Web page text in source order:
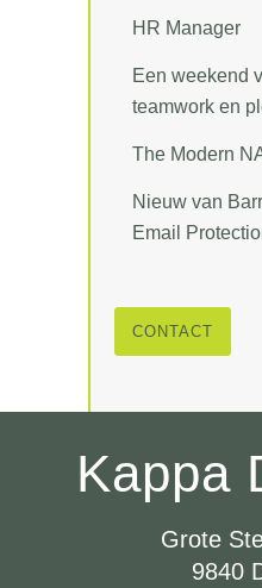
HR Manager
Een weekend
teamwork en
The Modern
Nieuw van
Email
CONTACT
Kappa
Grote
9840